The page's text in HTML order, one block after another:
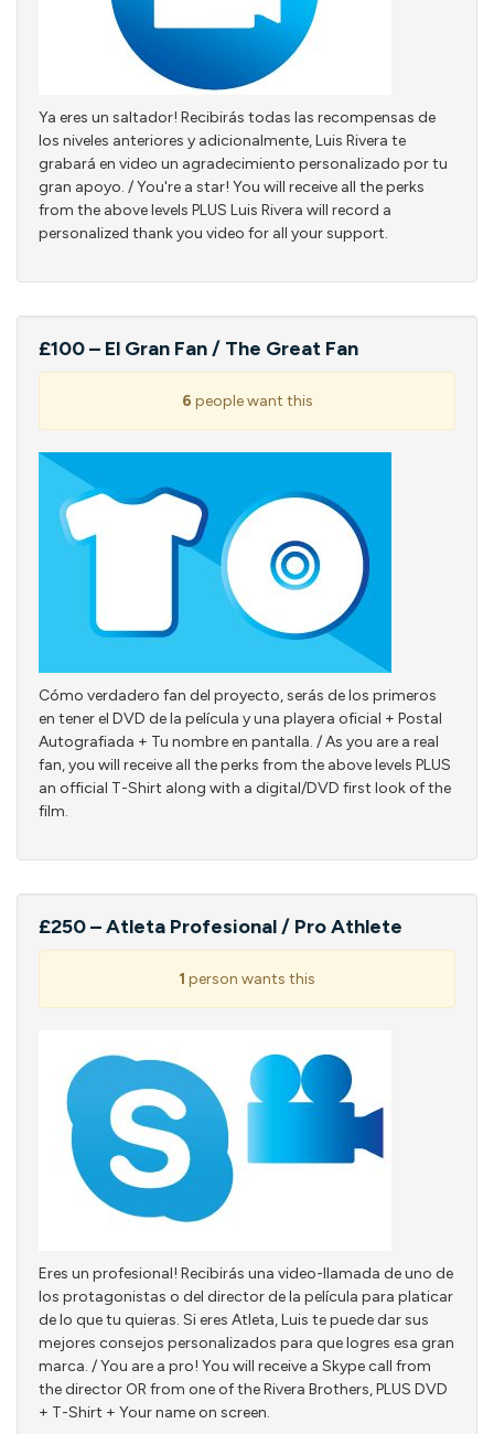
Ya eres un saltador! Recibirás todas las recompensas de
los niveles anteriores y adicionalmente, Luis Rivera te
grabará en video un agradecimiento personalizado por tu
gran apoyo. / You're a star! You will receive all the perks
from the above levels PLUS Luis Rivera will record a
personalized thank you video for all your support.
£100 – El Gran Fan / The Great Fan
6 people want this
Cómo verdadero fan del proyecto, serás de los primeros
en tener el DVD de la película y una playera oficial + Postal
Autografiada + Tu nombre en pantalla. / As you are a real
fan, you will receive all the perks from the above levels PLUS
an official T-Shirt along with a digital/DVD first look of the
film.
£250 – Atleta Profesional / Pro Athlete
1 person wants this
Eres un profesional! Recibirás una video-llamada de uno de
los protagonistas o del director de la película para platicar
de lo que tu quieras. Si eres Atleta, Luis te puede dar sus
mejores consejos personalizados para que logres esa gran
marca. / You are a pro! You will receive a Skype call from
the director OR from one of the Rivera Brothers, PLUS DVD
+ T-Shirt + Your name on screen.